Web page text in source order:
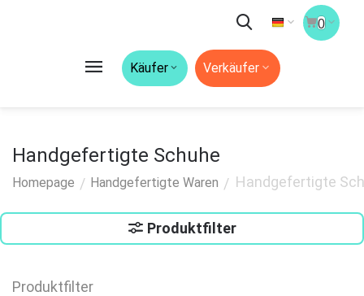
0
Käufer Verkäufer
Handgefertigte Schuhe
Homepage / Handgefertigte Waren / Handgefertigte
Produktfilter
Produktfilter